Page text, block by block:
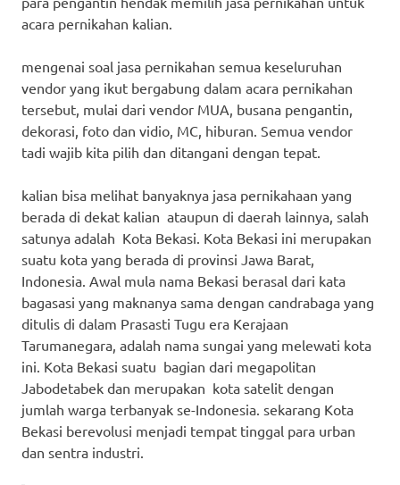
acara pernikahan kalian.
mengenai soal jasa pernikahan semua keseluruhan
vendor yang ikut bergabung dalam acara pernikahan
tersebut, mulai dari vendor MUA, busana pengantin,
dekorasi, foto dan vidio, MC, hiburan. Semua vendor
tadi wajib kita pilih dan ditangani dengan tepat.
kalian bisa melihat banyaknya jasa pernikahaan yang
berada di dekat kalian ataupun di daerah lainnya, salah
satunya adalah Kota Bekasi. Kota Bekasi ini merupakan
suatu kota yang berada di provinsi Jawa Barat,
Indonesia. Awal mula nama Bekasi berasal dari kata
bagasasi yang maknanya sama dengan candrabaga yang
ditulis di dalam Prasasti Tugu era Kerajaan
Tarumanegara, adalah nama sungai yang melewati kota
ini. Kota Bekasi suatu bagian dari megapolitan
Jabodetabek dan merupakan kota satelit dengan
jumlah warga terbanyak se-Indonesia. sekarang Kota
Bekasi berevolusi menjadi tempat tinggal para urban
dan sentra industri.